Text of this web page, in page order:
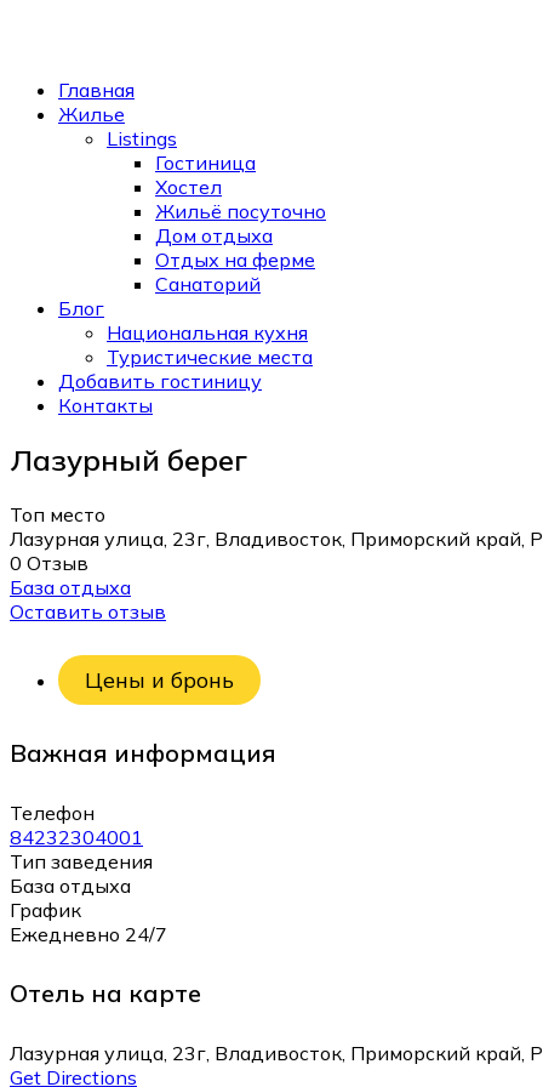
Главная
Жилье
Listings
Гостиница
Хостел
Жильё посуточно
Дом отдыха
Отдых на ферме
Санаторий
Блог
Национальная кухня
Туристические места
Добавить гостиницу
Контакты
Лазурный берег
Топ место
Лазурная улица, 23г, Владивосток, Приморский край,
0 Отзыв
База отдыха
Оставить отзыв
Цены и бронь
Важная информация
Телефон
84232304001
Тип заведения
База отдыха
График
Ежедневно 24/7
Отель на карте
Лазурная улица, 23г, Владивосток, Приморский край,
Get Directions